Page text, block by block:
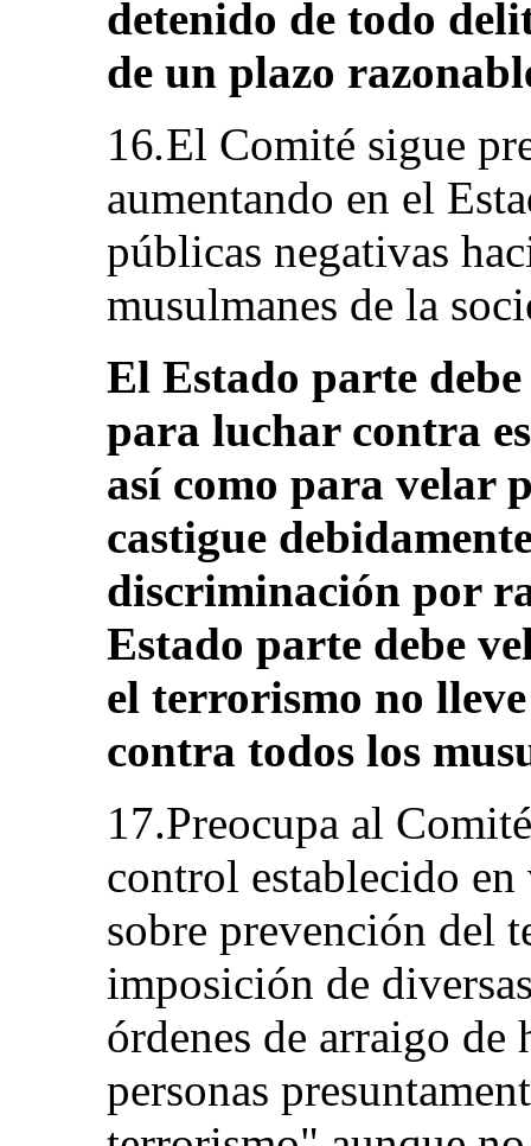
detenido de todo
de un plazo
16.El Comité sigue
aumentando en el
públicas negativas
musulmanes de la
El Estado parte
para luchar contra
así como para velar
castigue
discriminación por
Estado parte debe
el terrorismo no
contra todos los
17.Preocupa al
control establecido
sobre prevención del
imposición de
órdenes de arraigo de
personas